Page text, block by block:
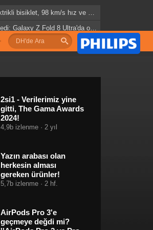
Çift motorlu bu elektrikli bisiklet, 98 km/s hız ve 321 km menzil sunuyor
Samsung bahsetmedi: Galaxy Z Fold 8 Ultra'da oyun deneyimini etkileyecek detay!
ABD'de ısı pompası satışları klima satışlarıyla neredeyse eşitlendi
2si1 - Verilerimiz yine
gitti, The Gama Awards
2024!
4,9b izlenme · 2 yıl
Yazın arabası olan
herkesin alması
gereken ürünler!
5,7b izlenme · 2 hf.
AirPods Pro 3'e
geçmeye değdi mi?